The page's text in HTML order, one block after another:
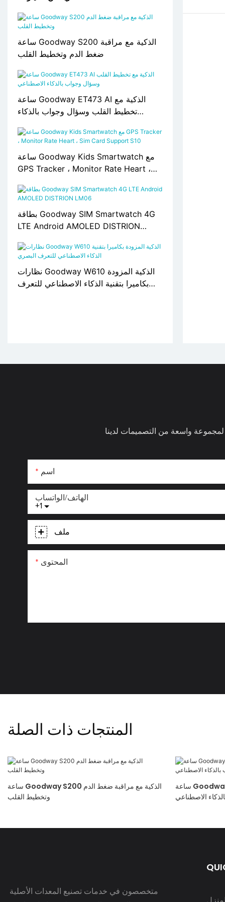
ساعة Goodway S200 الذكية مع مراقبة
ضغط الدم وتخطيط القلب
ساعة Goodway ET473 AI الذكية مع
تخطيط القلب وسؤال وجواب بالذكاء
ساعة Goodway Kids Smartwatch مع
GPS Tracker ، Monitor Rate Heart ،
بطاقة Goodway SIM Smartwatch 4G
LTE Android AMOLED DISTRION
نظارات Goodway W610 الذكية المزودة
بكاميرا بتقنية الذكاء الاصطناعي للتعرف
اسم
+1
الهاتف/الواتساب
ملف
المحتوى
المنتجات ذات الصلة
ساعة Goodway S200 الذكية مع مراقبة ضغط الدم
وتخطيط القلب
ساعة Goodway ET473 AI الذكية مع تخطيط القلب
الاصطناعي
المنزل